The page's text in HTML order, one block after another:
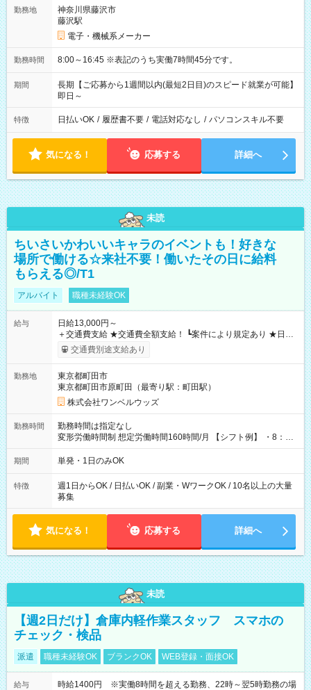
勤務地
神奈川県藤沢市
藤沢駅
電子・機械系メーカー
勤務時間 8:00～16:45 ※表記のうち実働7時間45分です。
期間
長期【ご応募から1週間以内(最短2日目)のスピード就業が可能】
即日～
特徴 日払いOK / 履歴書不要 / 電話対応なし / パソコンスキル不要
気になる！ 応募する 詳細へ
未読
ちいさいかわいいキャラのイベントも！好きな
場所で働ける☆来社不要！働いたその日に給料
もらえる◎/T1
アルバイト 職種未経験OK
給与
日給13,000円～
＋交通費支給 ★交通費全額支給！ ┗案件により規定あり ★日払
いOK！（規定あり） ┗働いたその日に現金GET♪ お仕事後はコ
ンビニATMから 日払い分を引き落とせます！ 【試用期間】試
交通費別途支給あり
勤務地
東京都町田市
東京都町田市原町田（最寄り駅：町田駅）
株式会社ワンベルウッズ
勤務時間
勤務時間は指定なし
変形労働時間制 想定労働時間160時間/月 【シフト例】 ・8：00
～21：00
期間 単発・1日のみOK
特徴
週1日からOK / 日払いOK / 副業・WワークOK / 10名以上の大量
募集
気になる！ 応募する 詳細へ
未読
【週2日だけ】倉庫内軽作業スタッフ スマホの
チェック・検品
派遣 職種未経験OK ブランクOK WEB登録・面接OK
給与
時給1400円 ※実働8時間を超える勤務、22時～翌5時勤務の場